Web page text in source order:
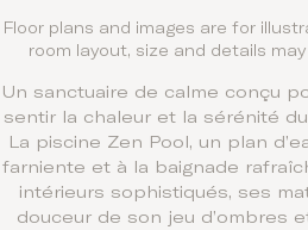
Floor plans and images are for
room layout, size and details
Un sanctuaire de calme conçu
sentir la chaleur et la sérénité
La piscine Zen Pool, un plan
farniente et à la baignade
intérieurs sophistiqués, ses
douceur de son jeu d’ombres